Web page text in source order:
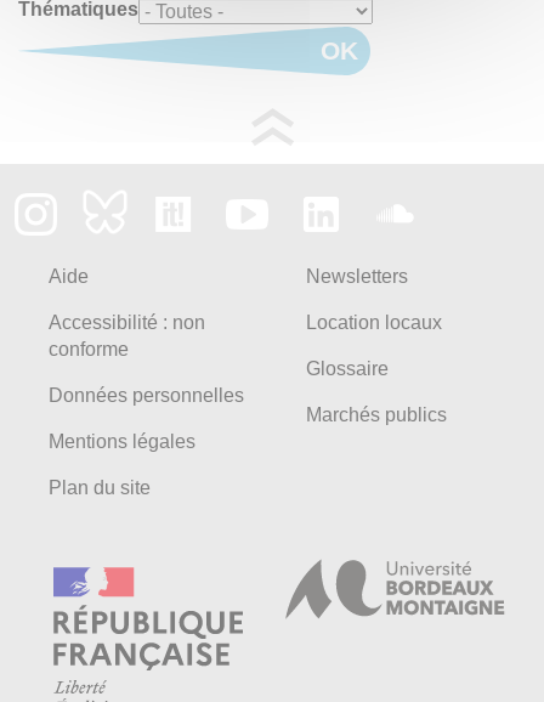
Thématiques
OK
Aide
Accessibilité : non
conforme
Données personnelles
Mentions légales
Plan du site
Newsletters
Location locaux
Glossaire
Marchés publics